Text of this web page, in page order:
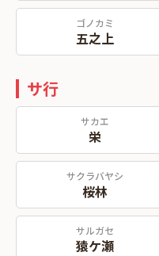
ゴノカミ
五之上
サ行
サカエ
栄
サクラバヤシ
桜林
サルガセ
猿ケ瀬